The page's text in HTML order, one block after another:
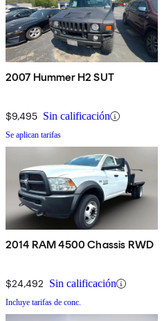
2007 Hummer H2 SUT
$9,495 Sin calificación
Se aplican tarifas
2014 RAM 4500 Chassis RWD
$24,492 Sin calificación
Incluye tarifas de conc.